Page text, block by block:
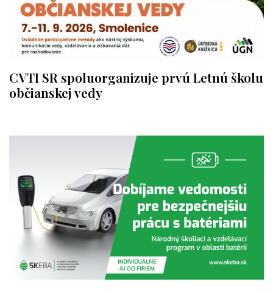
CVTI SR spoluorganizuje prvú Letnú školu
občianskej vedy